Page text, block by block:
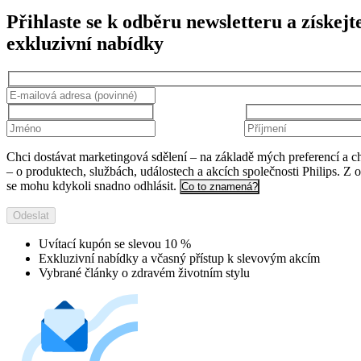
Přihlaste se k odběru newsletteru a
exkluzivní nabídky
Chci dostávat marketingová sdělení – na základě mých preferencí a
– o produktech, službách, událostech a akcích společnosti Philips. Z
se mohu kdykoli snadno odhlásit. Co to znamená?
Odeslat
Uvítací kupón se slevou 10 %
Exkluzivní nabídky a včasný přístup k slevovým akcím
Vybrané články o zdravém životním stylu